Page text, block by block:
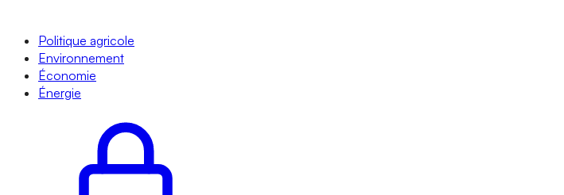
Politique agricole
Environnement
Économie
Énergie